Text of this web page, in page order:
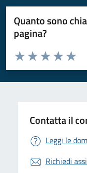
Quanto sono
pagina?
Valuta da 1 a 5 stelle la
Valuta 4
Valuta 3
Valuta 2 stelle su
Valuta 1 stelle su 5
Contatta il
Leggi le
Richiedi